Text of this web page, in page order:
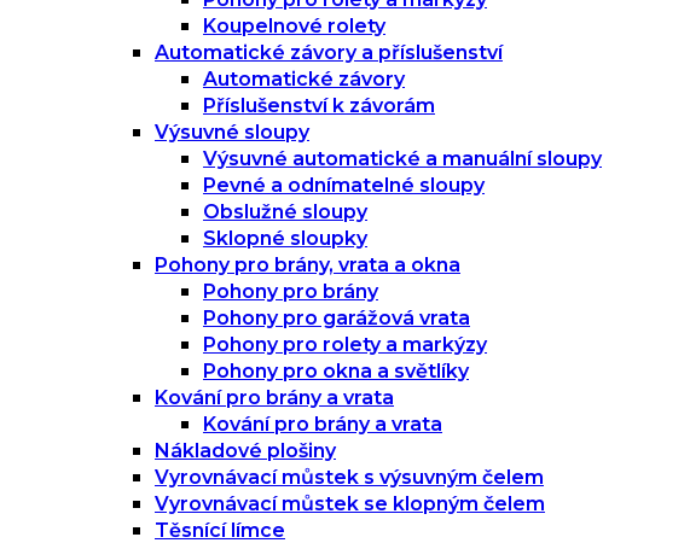
Koupelnové rolety
Automatické závory a příslušenství
Automatické závory
Příslušenství k závorám
Výsuvné sloupy
Výsuvné automatické a manuální sloupy
Pevné a odnímatelné sloupy
Obslužné sloupy
Sklopné sloupky
Pohony pro brány, vrata a okna
Pohony pro brány
Pohony pro garážová vrata
Pohony pro rolety a markýzy
Pohony pro okna a světlíky
Kování pro brány a vrata
Kování pro brány a vrata
Nákladové plošiny
Vyrovnávací můstek s výsuvným čelem
Vyrovnávací můstek se klopným čelem
Těsnící límce